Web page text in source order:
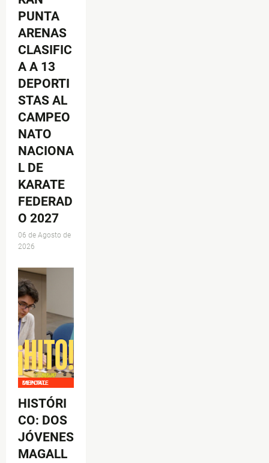
PUNTA
ARENAS
CLASIFIC
A A 13
DEPORTI
STAS AL
CAMPEO
NATO
NACIONA
L DE
KARATE
FEDERAD
O 2027
06 de Agosto de
2026
DEPORTE MENTAL
HISTÓRI
CO: DOS
JÓVENES
MAGALL